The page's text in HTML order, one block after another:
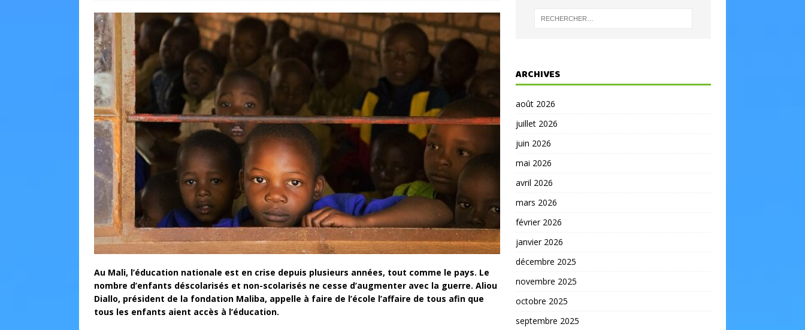
Au Mali, l’éducation nationale est en crise depuis plusieurs années, tout comme le pays. Le
nombre d’enfants déscolarisés et non-scolarisés ne cesse d’augmenter avec la guerre. Aliou
Diallo, président de la fondation Maliba, appelle à faire de l’école l’affaire de tous afin que
tous les enfants aient accès à l’éducation.
ARCHIVES
août 2026
juillet 2026
juin 2026
mai 2026
avril 2026
mars 2026
février 2026
janvier 2026
décembre 2025
novembre 2025
octobre 2025
septembre 2025